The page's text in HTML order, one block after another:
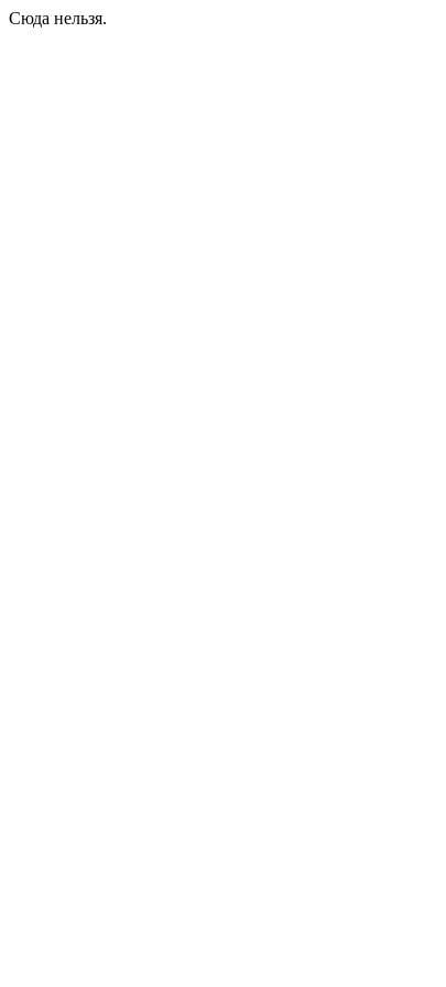
Сюда нельзя.